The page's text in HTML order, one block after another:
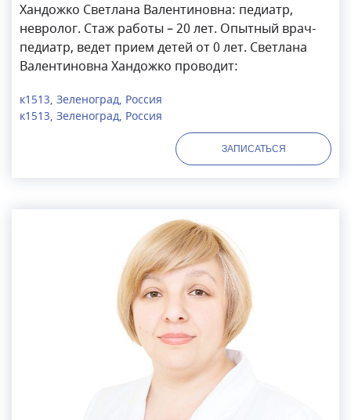
Хандожко Светлана Валентиновна: педиатр,
невролог. Стаж работы – 20 лет. Опытный врач-
педиатр, ведет прием детей от 0 лет. Светлана
Валентиновна Хандожко проводит:
к1513, Зеленоград, Россия
к1513, Зеленоград, Россия
ЗАПИСАТЬСЯ